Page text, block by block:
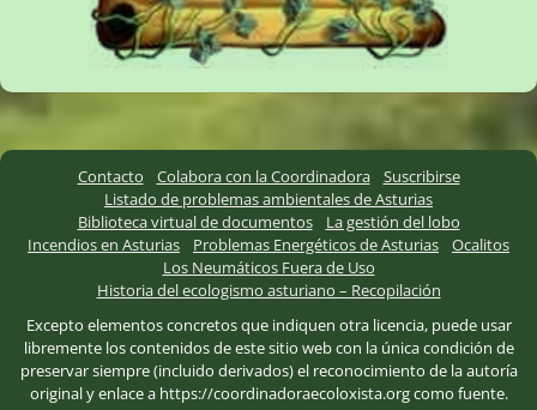
Contacto Colabora con la Coordinadora
Suscribirse
Listado de problemas ambientales de Asturias
Biblioteca virtual de documentos
La gestión del lobo
Incendios en Asturias
Problemas Energéticos de Asturias
Ocalitos
Los Neumáticos Fuera de Uso
Historia del ecologismo asturiano – Recopilación
Excepto elementos concretos que indiquen otra licencia, puede usar
libremente los contenidos de este sitio web con la única condición de
preservar siempre (incluido derivados) el reconocimiento de la autoría
original y enlace a https://coordinadoraecoloxista.org como fuente.